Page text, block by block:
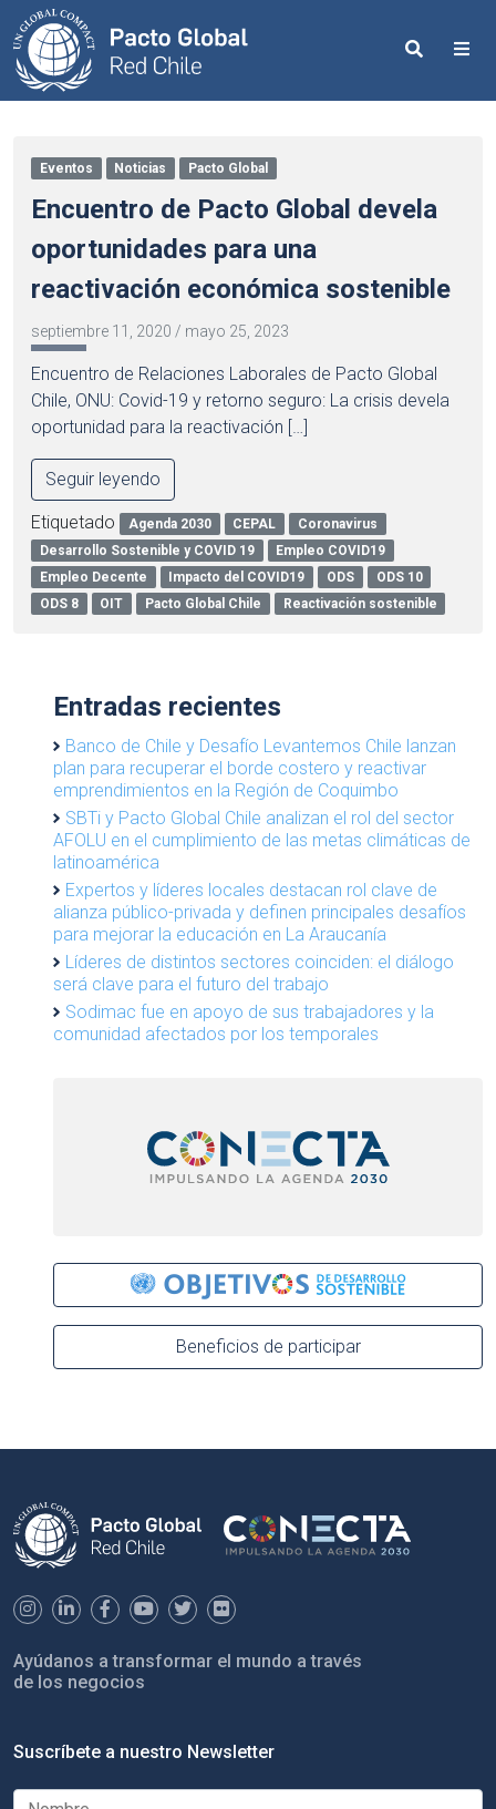
Search
Eventos Noticias Pacto Global
Encuentro de Pacto Global devela
oportunidades para una
reactivación económica sostenible
septiembre 11, 2020 / mayo 25, 2023
Encuentro de Relaciones Laborales de Pacto Global
Chile, ONU: Covid-19 y retorno seguro: La crisis devela
oportunidad para la reactivación […]
Seguir leyendo
Etiquetado Agenda 2030 CEPAL
Coronavirus
Desarrollo Sostenible y COVID 19
Empleo COVID19
Empleo Decente
Impacto del COVID19 ODS
ODS 10
ODS 8
OIT Pacto Global Chile Reactivación sostenible
Entradas recientes
Banco de Chile y Desafío Levantemos Chile lanzan
plan para recuperar el borde costero y reactivar
emprendimientos en la Región de Coquimbo
SBTi y Pacto Global Chile analizan el rol del sector
AFOLU en el cumplimiento de las metas climáticas de
latinoamérica
Expertos y líderes locales destacan rol clave de
alianza público-privada y definen principales desafíos
para mejorar la educación en La Araucanía
Líderes de distintos sectores coinciden: el diálogo
será clave para el futuro del trabajo
Sodimac fue en apoyo de sus trabajadores y la
comunidad afectados por los temporales
Beneficios de participar
Ayúdanos a transformar el mundo a través
de los negocios
Suscríbete a nuestro Newsletter